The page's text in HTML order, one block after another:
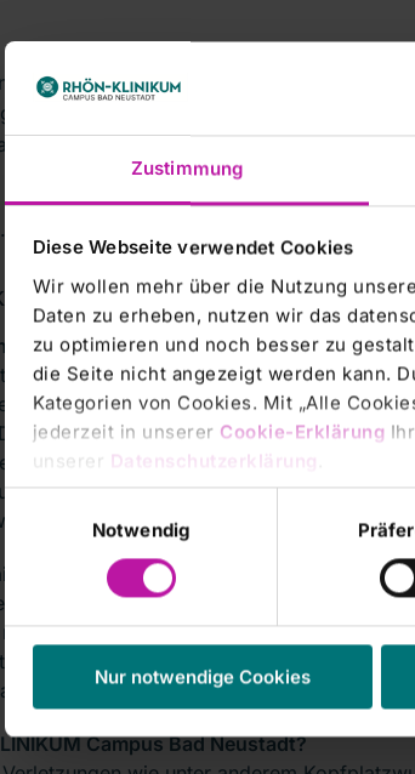
Zustimmung
Diese Webseite verwendet Cookies
Wir wollen mehr über die Nutzung
Daten zu erheben, nutzen wir das
zu optimieren und noch besser zu
die Seite nicht angezeigt werden kann.
Kategorien von Cookies. Mit „Alle
jederzeit in unserer Cookie-Erklärung
unserer Datenschutzerklärung
Einwilligungsauswahl
Notwendig
Nur notwendige Cookies
Donnerstag - 18:00 bis 21:00 Uhr
- 17:00 bis 21:00 Uhr
- 09:00 bis 21:00 Uhr
der Kinderarztpraxis / Bereitschaftspraxis
lebensbedrohlich erkrankten Kinder ist für
Erkrankungen zählen
Beschweren oder Fieber. Außerhalb
die Möglichkeit, in diekinder- und
gehen. Die Bereitschaftsdienstpraxis
Mehr Informationen finden Sie unter
Krampfanfällen, stärksten
Sie sich umgehend bei der
einschätzen und entsprechende
in eine geeignete Klinik gebracht
Campus Bad Neustadt?